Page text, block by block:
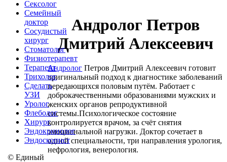
Андролог Петров
Дмитрий Алексеевич
Андролог Петров Дмитрий Алексеевич готовит
оригинальный подход к диагностике заболеваний
передающихся половым путём. Работает с
доброкачественными образованиями мужских и
женских органов репродуктивной
системы.Психологическое состояние
контролируется врачом, за счёт снятия
эмоциональной нагрузки. Доктор сочетает в
одной специальности, три направления урология,
нефрология, венерология.
Сексолог
Семейный
доктор
Сосудистый
хирург
Стоматолог
Физиотерапевт
Терапевт
Трихолог
Сделать
УЗИ
Уролог
Флеболог
Хирург
Эндокринолог
Эндоскопист
©Единый